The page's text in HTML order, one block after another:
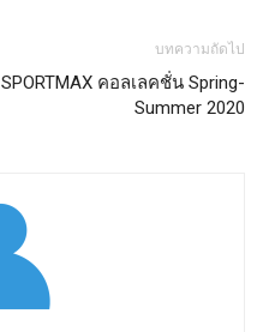
บทความถัดไป
SPORTMAX คอลเลคชั่น Spring-
Summer 2020